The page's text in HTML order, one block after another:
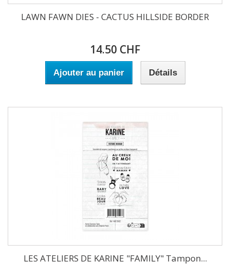
LAWN FAWN DIES - CACTUS HILLSIDE BORDER
14.50 CHF
Ajouter au panier Détails
LES ATELIERS DE KARINE "FAMILY" Tampon...